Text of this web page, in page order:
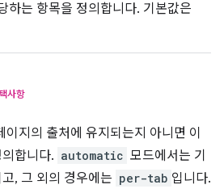
하는 항목을 정의합니다. 기본값은
사항
지의 출처에 유지되는지 아니면 이
합니다. automatic 모드에서는 기
고, 그 외의 경우에는 per-tab 입니다.